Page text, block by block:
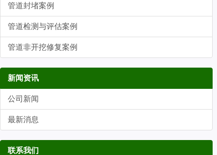
管道封堵案例
管道检测与评估案例
管道非开挖修复案例
新闻资讯
公司新闻
最新消息
联系我们